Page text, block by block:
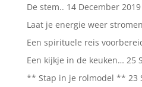
De stem.. 14 December 2019
Laat je energie weer
Een spirituele reis
Een kijkje in de keuken… 25
** Stap in je rolmodel ** 23